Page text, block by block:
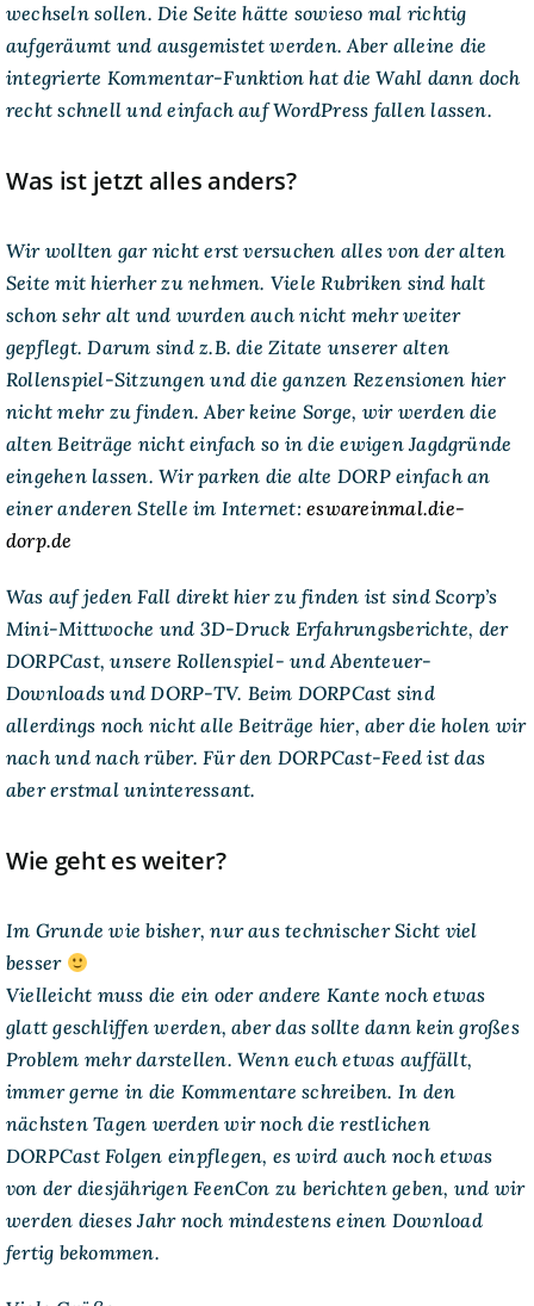
wechseln sollen. Die Seite hätte sowieso mal richtig
aufgeräumt und ausgemistet werden. Aber alleine die
integrierte Kommentar-Funktion hat die Wahl dann doch
recht schnell und einfach auf WordPress fallen lassen.
Was ist jetzt alles anders?
Wir wollten gar nicht erst versuchen alles von der alten
Seite mit hierher zu nehmen. Viele Rubriken sind halt
schon sehr alt und wurden auch nicht mehr weiter
gepflegt. Darum sind z.B. die Zitate unserer alten
Rollenspiel-Sitzungen und die ganzen Rezensionen hier
nicht mehr zu finden. Aber keine Sorge, wir werden die
alten Beiträge nicht einfach so in die ewigen Jagdgründe
eingehen lassen. Wir parken die alte DORP einfach an
einer anderen Stelle im Internet:eswareinmal.die-
dorp.de
Was auf jeden Fall direkt hier zu finden ist sind Scorp’s
Mini-Mittwoche und 3D-Druck Erfahrungsberichte, der
DORPCast, unsere Rollenspiel- und Abenteuer-
Downloads und DORP-TV. Beim DORPCast sind
allerdings noch nicht alle Beiträge hier, aber die holen wir
nach und nach rüber. Für den DORPCast-Feed ist das
aber erstmal uninteressant.
Wie geht es weiter?
Im Grunde wie bisher, nur aus technischer Sicht viel
besser
Vielleicht muss die ein oder andere Kante noch etwas
glatt geschliffen werden, aber das sollte dann kein großes
Problem mehr darstellen. Wenn euch etwas auffällt,
immer gerne in die Kommentare schreiben. In den
nächsten Tagen werden wir noch die restlichen
DORPCast Folgen einpflegen, es wird auch noch etwas
von der diesjährigen FeenCon zu berichten geben, und wir
werden dieses Jahr noch mindestens einen Download
fertig bekommen.